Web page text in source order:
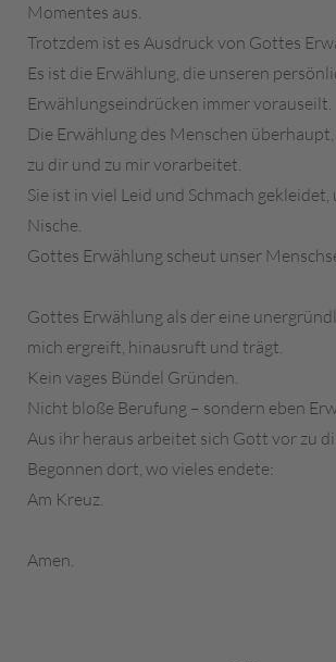
Momentes aus.
Trotzdem ist es Ausdruck von Gottes
Es ist die Erwählung, die unseren
Erwählungseindrücken immer vorauseilt.
Die Erwählung des Menschen
zu dir und zu mir vorarbeitet.
Sie ist in viel Leid und Schmach
Nische.
Gottes Erwählung scheut unser
Gottes Erwählung als der eine
mich ergreift, hinausruft und trägt.
Kein vages Bündel Gründen.
Nicht bloße Berufung – sondern eben
Aus ihr heraus arbeitet sich Gott vor zu
Begonnen dort, wo vieles endete:
Am Kreuz.
Amen.